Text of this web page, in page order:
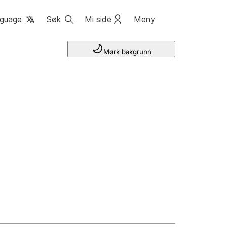
Søk Mi side Meny
Mørk bakgrunn